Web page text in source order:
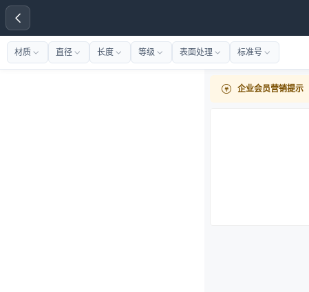
材质 直径 长度 等级 表面处理 标准号
企业会员营销提示